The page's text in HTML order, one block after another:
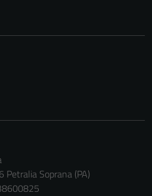
Petralia Soprana (PA)